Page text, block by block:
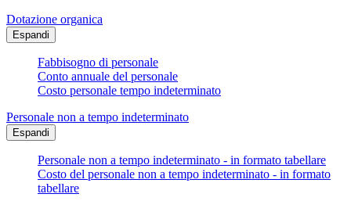
Dotazione organica
Espandi
Fabbisogno di personale
Conto annuale del personale
Costo personale tempo indeterminato
Personale non a tempo indeterminato
Espandi
Personale non a tempo indeterminato - in formato tabellare
Costo del personale non a tempo indeterminato - in formato
tabellare